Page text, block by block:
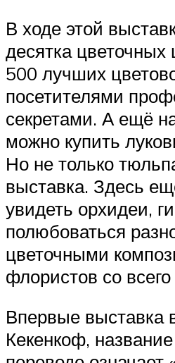
В ходе этой
десятка цветочных
500 лучших
посетителями
секретами. А ещё
можно купить
Но не только
выставка. Здесь
увидеть орхидеи,
полюбоваться
цветочными
флористов со
Впервые выставка
Кекенкоф, название